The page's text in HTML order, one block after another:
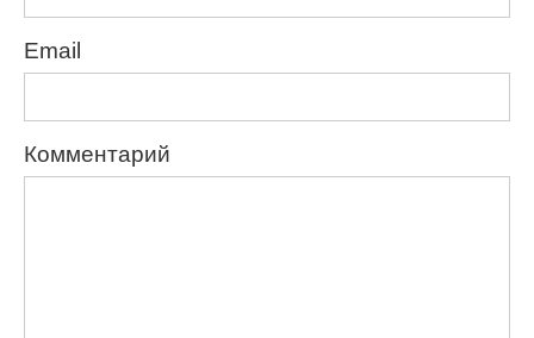
Email
Комментарий